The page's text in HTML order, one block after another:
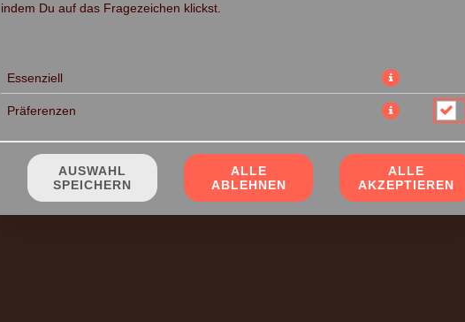
* Die Preise können nach Auswahl des Stores variieren.
indem Du auf das Fragezeichen klickst.
Essenziell
Präferenzen
AUSWAHL
SPEICHERN
ALLE
ABLEHNEN
ALLE
AKZEPTIEREN